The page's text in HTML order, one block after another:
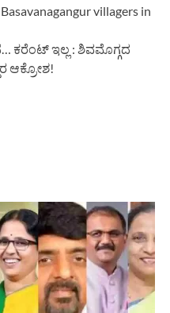
villagers in
ಇಲ್ಲ : ಶಿವಮೊಗ್ಗದ
ಆಕ್ರೋಶ!